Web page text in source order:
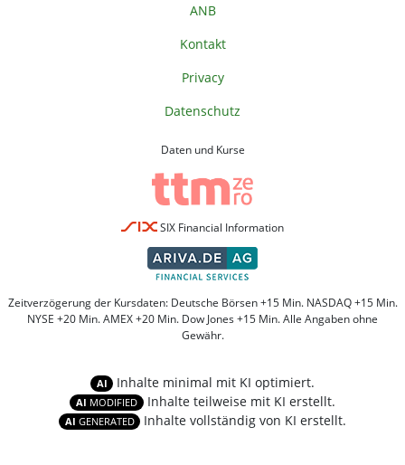
ANB
Kontakt
Privacy
Datenschutz
Daten und Kurse
SIX Financial Information
Zeitverzögerung der Kursdaten: Deutsche Börsen +15 Min. NASDAQ +15 Min.
NYSE +20 Min. AMEX +20 Min. Dow Jones +15 Min. Alle Angaben ohne
Gewähr.
AI Inhalte minimal mit KI optimiert.
AI MODIFIED Inhalte teilweise mit KI erstellt.
AI GENERATED Inhalte vollständig von KI erstellt.